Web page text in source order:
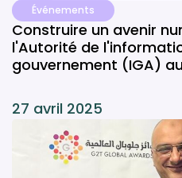
Événements
Construire un avenir
l'Autorité de
gouvernement (IGA)
27 avril 2025